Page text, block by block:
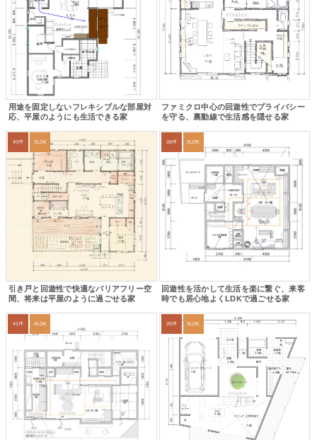
用途を固定しないフレキシブルな部屋対
応、平屋のようにも生活できる家
ファミクロ中心の回遊性でプライバシー
を守る、裏動線で生活感を隠せる家
40坪 3LDK
引き戸と回遊性で快適なバリアフリー空
間、将来は平屋のように過ごせる家
39坪 2LDK
回遊性を活かして生活を楽に繋ぐ、来客
時でも居心地よくLDKで過ごせる家
41坪 4LDK 39坪 3LDK